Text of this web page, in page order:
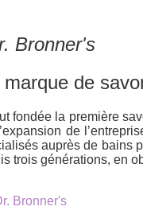
Bronner's
de
fondée la première
de
auprès de bains
trois générations, en
Bronner's